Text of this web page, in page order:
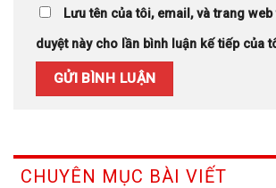
Lưu tên của tôi, email, và trang
duyệt này cho lần bình luận kế tiếp của
CHUYÊN MỤC BÀI VIẾT